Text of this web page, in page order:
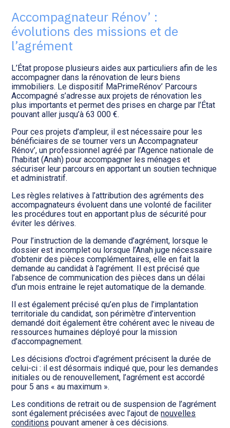
Procédures collectives
Transition numérique
Gérer vos ressources
humaines : SILAE
Accompagnateur Rénov’ :
évolutions des missions et de
l’agrément
L’État propose plusieurs aides aux particuliers afin de les
accompagner dans la rénovation de leurs biens
immobiliers. Le dispositif MaPrimeRénov’ Parcours
Accompagné s’adresse aux projets de rénovation les
plus importants et permet des prises en charge par l’État
pouvant aller jusqu’à 63 000 €.
Pour ces projets d’ampleur, il est nécessaire pour les
bénéficiaires de se tourner vers un Accompagnateur
Rénov’, un professionnel agréé par l’Agence nationale de
l’habitat (Anah) pour accompagner les ménages et
sécuriser leur parcours en apportant un soutien technique
et administratif.
Les règles relatives à l’attribution des agréments des
accompagnateurs évoluent dans une volonté de faciliter
les procédures tout en apportant plus de sécurité pour
éviter les dérives.
Pour l’instruction de la demande d’agrément, lorsque le
dossier est incomplet ou lorsque l’Anah juge nécessaire
d’obtenir des pièces complémentaires, elle en fait la
demande au candidat à l’agrément. Il est précisé que
l’absence de communication des pièces dans un délai
d’un mois entraine le rejet automatique de la demande.
Il est également précisé qu’en plus de l’implantation
territoriale du candidat, son périmètre d’intervention
demandé doit également être cohérent avec le niveau de
ressources humaines déployé pour la mission
d’accompagnement.
Les décisions d’octroi d’agrément précisent la durée de
celui-ci : il est désormais indiqué que, pour les demandes
initiales ou de renouvellement, l’agrément est accordé
pour 5 ans « au maximum ».
Les conditions de retrait ou de suspension de l’agrément
sont également précisées avec l’ajout denouvelles
conditions pouvant amener à ces décisions.